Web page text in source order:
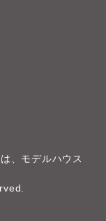
、モデルハウス